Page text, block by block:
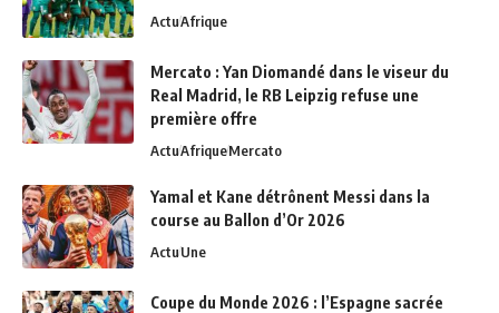
ActuAfrique
Mercato : Yan Diomandé dans le viseur du
Real Madrid, le RB Leipzig refuse une
première offre
ActuAfriqueMercato
Yamal et Kane détrônent Messi dans la
course au Ballon d’Or 2026
ActuUne
Coupe du Monde 2026 : l’Espagne sacrée